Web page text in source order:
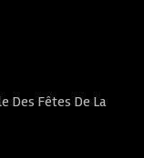
Des Fêtes De La